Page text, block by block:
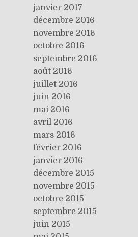
janvier 2017
décembre 2016
novembre 2016
octobre 2016
septembre 2016
août 2016
juillet 2016
juin 2016
mai 2016
avril 2016
mars 2016
février 2016
janvier 2016
décembre 2015
novembre 2015
octobre 2015
septembre 2015
juin 2015